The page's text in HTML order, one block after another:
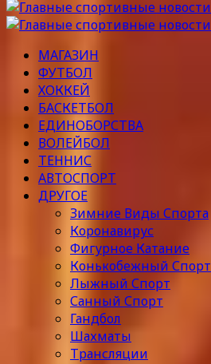
МАГАЗИН
ФУТБОЛ
ХОККЕЙ
БАСКЕТБОЛ
ЕДИНОБОРСТВА
ВОЛЕЙБОЛ
ТЕННИС
АВТОСПОРТ
ДРУГОЕ
Зимние Виды Спорта
Коронавирус
Фигурное Катание
Конькобежный Спорт
Лыжный Спорт
Санный Спорт
Гандбол
Шахматы
Трансляции